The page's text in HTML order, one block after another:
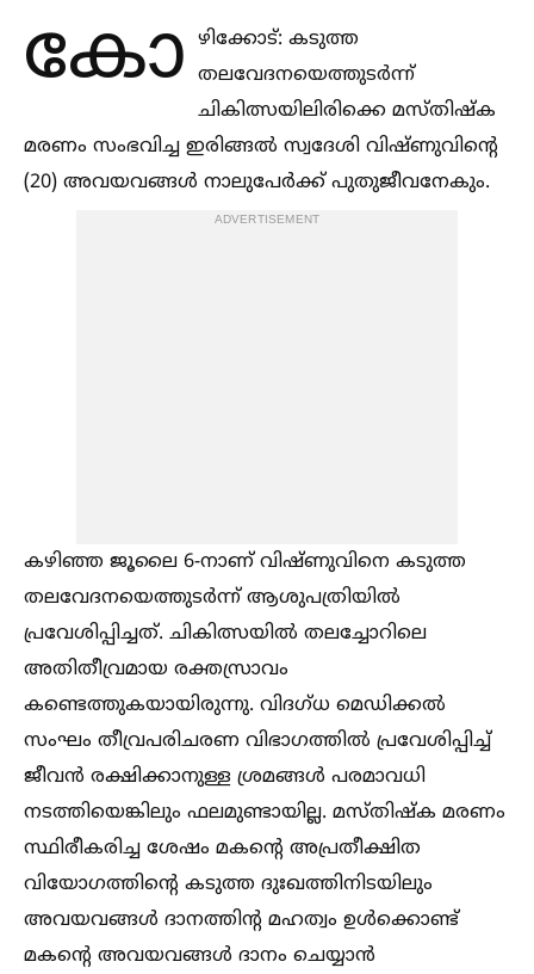
കോ ഴിക്കോട്: കടുത്ത
തലവേദനയെത്തുടർന്ന്
ചികിത്സയിലിരിക്കെ മസ്തിഷ്ക
മരണം സംഭവിച്ച ഇരിങ്ങല്‍ സ്വദേശി വിഷ്ണുവിന്റെ
(20) അവയവങ്ങള്‍ നാലുപേർക്ക് പുതുജീവനേകും.
ADVERTISEMENT
കഴിഞ്ഞ ജൂലൈ 6-നാണ് വിഷ്ണുവിനെ കടുത്ത
തലവേദനയെത്തുടർന്ന് ആശുപത്രിയില്‍
പ്രവേശിപ്പിച്ചത്. ചികിത്സയില്‍ തലച്ചോറിലെ
അതിതീവ്രമായ രക്തസ്രാവം
കണ്ടെത്തുകയായിരുന്നു. വിദഗ്ധ മെഡിക്കല്‍
സംഘം തീവ്രപരിചരണ വിഭാഗത്തില്‍ പ്രവേശിപ്പിച്ച്‌
ജീവൻ രക്ഷിക്കാനുള്ള ശ്രമങ്ങള്‍ പരമാവധി
നടത്തിയെങ്കിലും ഫലമുണ്ടായില്ല. മസ്തിഷ്ക മരണം
സ്ഥിരീകരിച്ച ശേഷം മകന്റെ അപ്രതീക്ഷിത
വിയോഗത്തിന്റെ കടുത്ത ദുഃഖത്തിനിടയിലും
അവയവങ്ങള്‍ ദാനത്തിൻ്റ മഹത്വം ഉള്‍ക്കൊണ്ട്
മകൻ്റെ അവയവങ്ങള്‍ ദാനം ചെയ്യാൻ